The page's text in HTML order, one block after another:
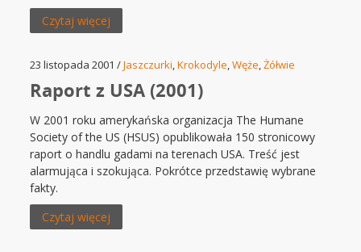
Czytaj więcej
23 listopada 2001 /Jaszczurki,Krokodyle,Węże,Żółwie
Raport z USA (2001)
W 2001 roku amerykańska organizacja The Humane
Society of the US (HSUS) opublikowała 150 stronicowy
raport o handlu gadami na terenach USA. Treść jest
alarmująca i szokująca. Pokrótce przedstawię wybrane
fakty.
Czytaj więcej